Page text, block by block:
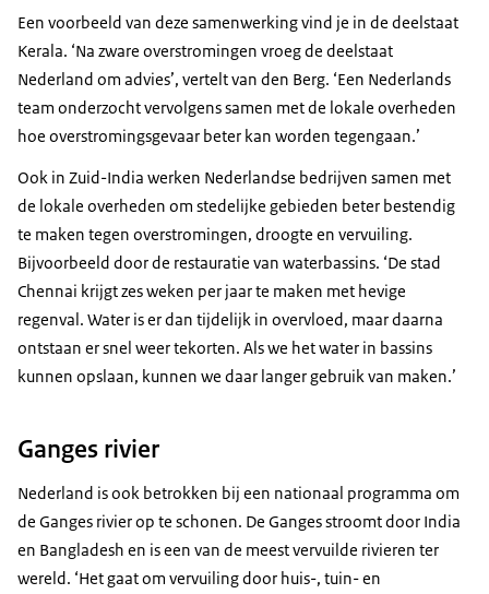
Een voorbeeld van deze samenwerking vind je in de deelstaat
Kerala. ‘Na zware overstromingen vroeg de deelstaat
Nederland om advies’, vertelt van den Berg. ‘Een Nederlands
team onderzocht vervolgens samen met de lokale overheden
hoe overstromingsgevaar beter kan worden tegengaan.’
Ook in Zuid-India werken Nederlandse bedrijven samen met
de lokale overheden om stedelijke gebieden beter bestendig
te maken tegen overstromingen, droogte en vervuiling.
Bijvoorbeeld door de restauratie van waterbassins. ‘De stad
Chennai krijgt zes weken per jaar te maken met hevige
regenval. Water is er dan tijdelijk in overvloed, maar daarna
ontstaan er snel weer tekorten. Als we het water in bassins
kunnen opslaan, kunnen we daar langer gebruik van maken.’
Ganges rivier
Nederland is ook betrokken bij een nationaal programma om
de Ganges rivier op te schonen. De Ganges stroomt door India
en Bangladesh en is een van de meest vervuilde rivieren ter
wereld. ‘Het gaat om vervuiling door huis-, tuin- en